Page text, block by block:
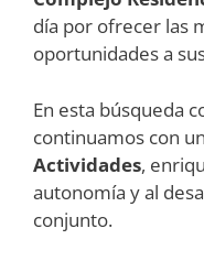
día por ofrecer las
oportunidades a
En esta búsqueda
continuamos con
Actividades,
autonomía y al
conjunto.